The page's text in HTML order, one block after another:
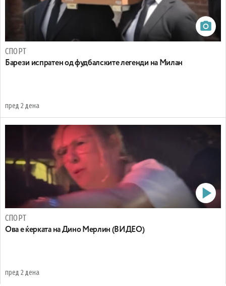
СПОРТ
Барези испратен од фудбалските легенди на Милан
пред 2 дена
СПОРТ
Oва е ќерката на Дино Мерлин (ВИДЕО)
пред 2 дена